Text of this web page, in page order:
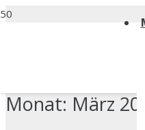
Monat: März